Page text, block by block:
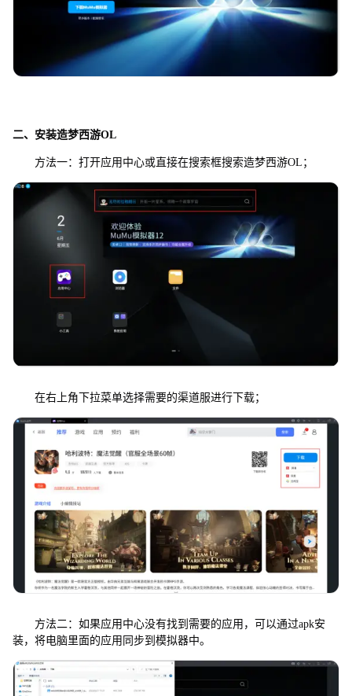
二、安装造梦西游OL
方法一：打开应用中心或直接在搜索框搜索造梦西游OL；
在右上角下拉菜单选择需要的渠道服进行下载；
方法二：如果应用中心没有找到需要的应用，可以通过apk安
装，将电脑里面的应用同步到模拟器中。